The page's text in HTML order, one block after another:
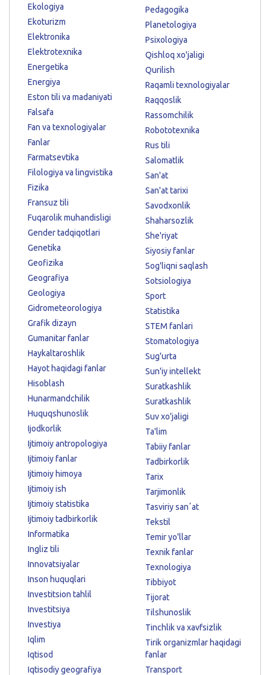
Ekologiya
Ekoturizm
Elektronika
Elektrotexnika
Energetika
Energiya
Eston tili va madaniyati
Falsafa
Fan va texnologiyalar
Fanlar
Farmatsevtika
Filologiya va lingvistika
Fizika
Fransuz tili
Fuqarolik muhandisligi
Gender tadqiqotlari
Genetika
Geofizika
Geografiya
Geologiya
Gidrometeorologiya
Grafik dizayn
Gumanitar fanlar
Haykaltaroshlik
Hayot haqidagi fanlar
Hisoblash
Hunarmandchilik
Huquqshunoslik
Ijodkorlik
Ijtimoiy antropologiya
Ijtimoiy fanlar
Ijtimoiy himoya
Ijtimoiy ish
Ijtimoiy statistika
Ijtimoiy tadbirkorlik
Informatika
Ingliz tili
Innovatsiyalar
Inson huquqlari
Investitsion tahlil
Investitsiya
Investiya
Iqlim
Iqtisod
Iqtisodiy geografiya
Pedagogika
Planetologiya
Psixologiya
Qishloq xo'jaligi
Qurilish
Raqamli texnologiyalar
Raqqoslik
Rassomchilik
Robototexnika
Rus tili
Salomatlik
San'at
San'at tarixi
Savodxonlik
Shaharsozlik
She'riyat
Siyosiy fanlar
Sog'liqni saqlash
Sotsiologiya
Sport
Statistika
STEM fanlari
Stomatologiya
Sug'urta
Sun'iy intellekt
Suratkashlik
Suratkashlik
Suv xo'jaligi
Ta'lim
Tabiiy fanlar
Tadbirkorlik
Tarix
Tarjimonlik
Tasviriy sanʼat
Tekstil
Temir yo'llar
Texnik fanlar
Texnologiya
Tibbiyot
Tijorat
Tilshunoslik
Tinchlik va xavfsizlik
Tirik organizmlar haqidagi
fanlar
Transport